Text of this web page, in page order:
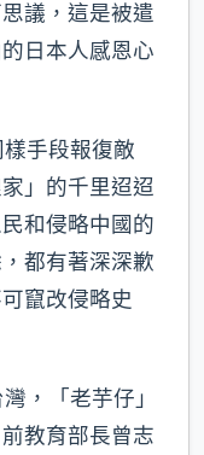
議，這是被遣
日本人感恩心
手段報復敵
」的千里迢迢
和侵略中國的
都有著深深歉
竄改侵略史
，「老芋仔」
教育部長曾志